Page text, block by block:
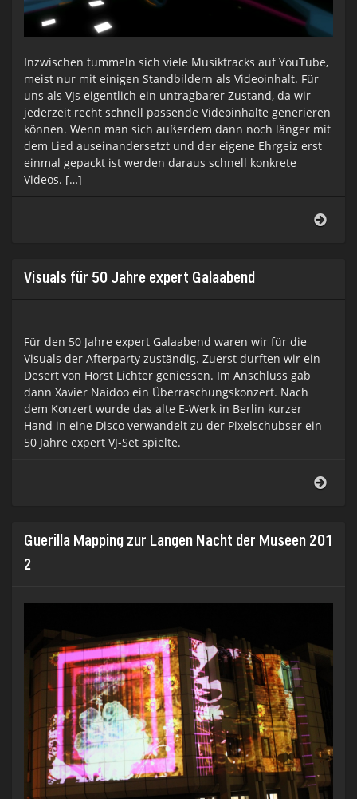
Inzwischen tummeln sich viele Musiktracks auf YouTube,
meist nur mit einigen Standbildern als Videoinhalt. Für
uns als VJs eigentlich ein untragbarer Zustand, da wir
jederzeit recht schnell passende Videoinhalte generieren
können. Wenn man sich außerdem dann noch länger mit
dem Lied auseinandersetzt und der eigene Ehrgeiz erst
einmal gepackt ist werden daraus schnell konkrete
Videos. […]
Visuals für 50 Jahre expert Galaabend
Für den 50 Jahre expert Galaabend waren wir für die
Visuals der Afterparty zuständig. Zuerst durften wir ein
Desert von Horst Lichter geniessen. Im Anschluss gab
dann Xavier Naidoo ein Überraschungskonzert. Nach
dem Konzert wurde das alte E-Werk in Berlin kurzer
Hand in eine Disco verwandelt zu der Pixelschubser ein
50 Jahre expert VJ-Set spielte.
Guerilla Mapping zur Langen Nacht der Museen 201
2